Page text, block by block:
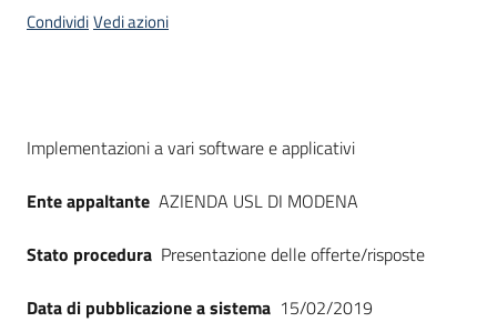
English
site
CondividiVedi azioni
Dati del bando
Implementazioni a vari software e applicativi
Ente appaltante AZIENDA USL DI MODENA
Stato procedura Presentazione delle offerte/risposte
Data di pubblicazione a sistema 15/02/2019